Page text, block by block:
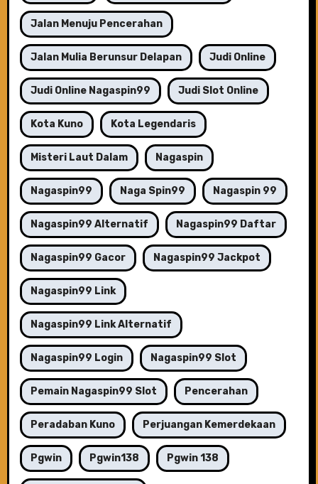
Jalan Menuju Pencerahan
Jalan Mulia Berunsur Delapan Judi Online
Judi Online Nagaspin99 Judi Slot Online
Kota Kuno Kota Legendaris
Misteri Laut Dalam Nagaspin
Nagaspin99 Naga Spin99 Nagaspin 99
Nagaspin99 Alternatif Nagaspin99 Daftar
Nagaspin99 Gacor Nagaspin99 Jackpot
Nagaspin99 Link
Nagaspin99 Link Alternatif
Nagaspin99 Login Nagaspin99 Slot
Pemain Nagaspin99 Slot Pencerahan
Peradaban Kuno Perjuangan Kemerdekaan
Pgwin Pgwin138 Pgwin 138